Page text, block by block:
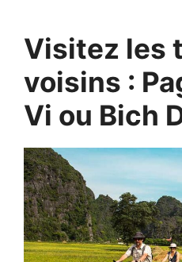
Visitez les
voisins :
Vi ou Bich